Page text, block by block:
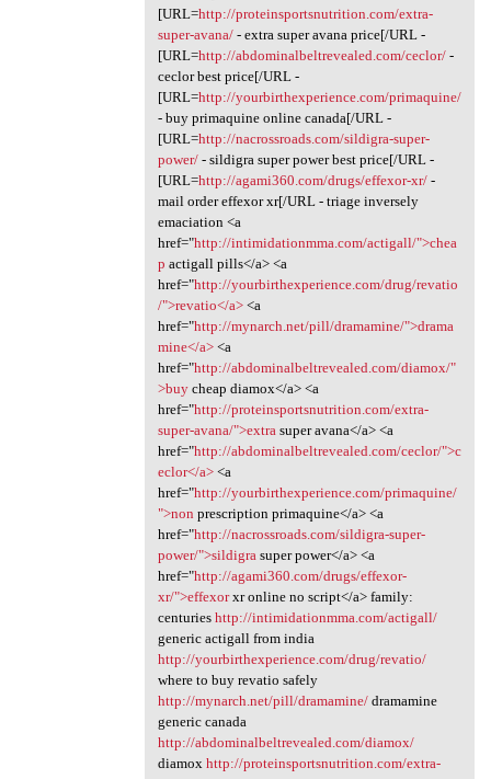
[URL=http://proteinsportsnutrition.com/extra-
super-avana/- extra super avana price[/URL -
[URL=http://abdominalbeltrevealed.com/ceclor/-
ceclor best price[/URL -
[URL=http://yourbirthexperience.com/primaquine/
- buy primaquine online canada[/URL -
[URL=http://nacrossroads.com/sildigra-super-
power/- sildigra super power best price[/URL -
[URL=http://agami360.com/drugs/effexor-xr/-
mail order effexor xr[/URL - triage inversely
emaciation <a
href="http://intimidationmma.com/actigall/">chea
p actigall pills</a> <a
href="http://yourbirthexperience.com/drug/revatio
/">revatio</a><a
href="http://mynarch.net/pill/dramamine/">drama
mine</a><a
href="http://abdominalbeltrevealed.com/diamox/"
>buycheap diamox</a> <a
href="http://proteinsportsnutrition.com/extra-
super-avana/">extra super avana</a> <a
href="http://abdominalbeltrevealed.com/ceclor/">c
eclor</a><a
href="http://yourbirthexperience.com/primaquine/
">non prescription primaquine</a> <a
href="http://nacrossroads.com/sildigra-super-
power/">sildigra super power</a> <a
href="http://agami360.com/drugs/effexor-
xr/">effexorxr online no script</a> family:
centuries http://intimidationmma.com/actigall/
generic actigall from india
http://yourbirthexperience.com/drug/revatio/
where to buy revatio safely
http://mynarch.net/pill/dramamine/dramamine
generic canada
http://abdominalbeltrevealed.com/diamox/
diamox http://proteinsportsnutrition.com/extra-